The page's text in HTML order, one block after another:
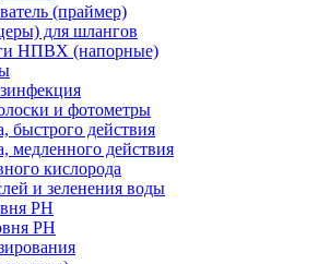
(праймер)
для шлангов
НПВХ (напорные)
и фотометры
быстрого действия
медленного действия
кислорода
и зеленения воды
РН
РН